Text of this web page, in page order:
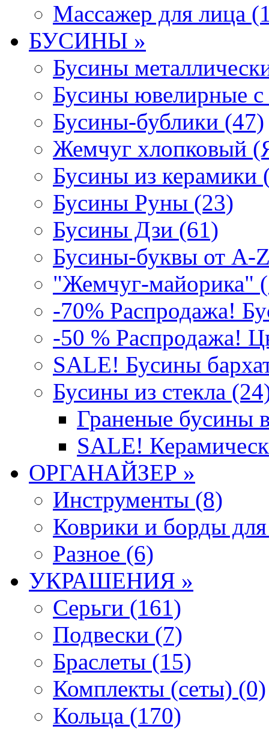
Массажер для лица
БУСИНЫ »
Бусины
Бусины ювелирные
Бусины-бублики (47)
Жемчуг хлопковый
Бусины из керамики
Бусины Руны (23)
Бусины Дзи (61)
Бусины-буквы от A-
"Жемчуг-майорика"
-70% Распродажа!
-50 % Распродажа!
SALE! Бусины
Бусины из стекла
Граненые бусины
SALE!
ОРГАНАЙЗЕР »
Инструменты (8)
Коврики и борды
Разное (6)
УКРАШЕНИЯ »
Серьги (161)
Подвески (7)
Браслеты (15)
Комплекты (сеты) (0)
Кольца (170)